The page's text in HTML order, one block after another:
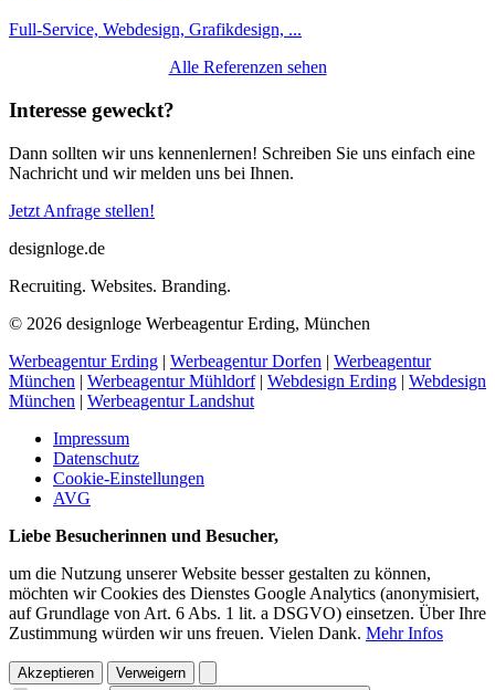
Full-Service, Webdesign, Grafikdesign, ...
Alle Referenzen sehen
Interesse geweckt?
Dann sollten wir uns kennenlernen! Schreiben Sie uns einfach eine
Nachricht und wir melden uns bei Ihnen.
Jetzt Anfrage stellen!
designloge.de
Recruiting. Websites. Branding.
© 2026 designloge Werbeagentur Erding, München
Werbeagentur Erding | Werbeagentur Dorfen | Werbeagentur
München | Werbeagentur Mühldorf| Webdesign Erding | Webdesign
München | Werbeagentur Landshut
Impressum
Datenschutz
Cookie-Einstellungen
AVG
Liebe Besucherinnen und Besucher,
um die Nutzung unserer Website besser gestalten zu können,
möchten wir Cookies des Dienstes Google Analytics (anonymisiert,
auf Grundlage von Art. 6 Abs. 1 lit. a DSGVO) einsetzen. Über Ihre
Zustimmung würden wir uns freuen. Vielen Dank. Mehr Infos
Akzeptieren Verweigern